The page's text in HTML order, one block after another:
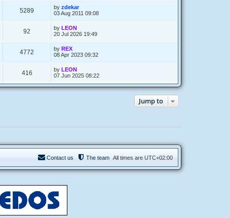
5289 by zdekar
03 Aug 2011 09:08
92 by LEON
20 Jul 2026 19:49
4772 by REX
08 Apr 2023 09:32
416 by LEON
07 Jun 2025 08:22
Jump to
All times are UTC+02:00
The team
Contact us